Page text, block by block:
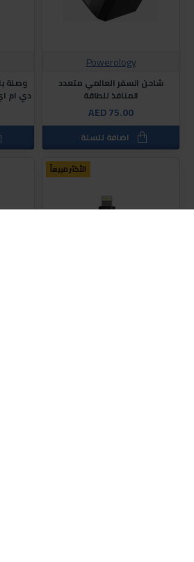
Powerology
شاحن السفر العالمي متعدد
المنافذ للطاقة
AED 75.00
اضافة للسلة
دي ام
الأكثر مبيعاً